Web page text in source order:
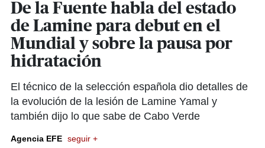
De la Fuente habla del estado
de Lamine para debut en el
Mundial y sobre la pausa por
hidratación
El técnico de la selección española dio detalles de
la evolución de la lesión de Lamine Yamal y
también dijo lo que sabe de Cabo Verde
Agencia EFE seguir +